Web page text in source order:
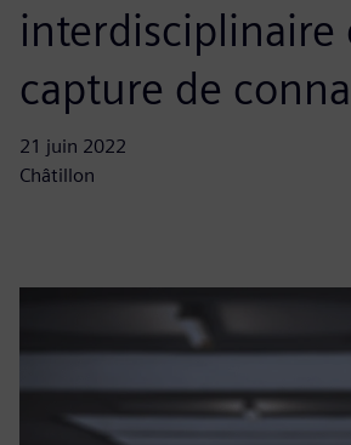
interdisciplinaire
capture de
21 juin 2022
Châtillon